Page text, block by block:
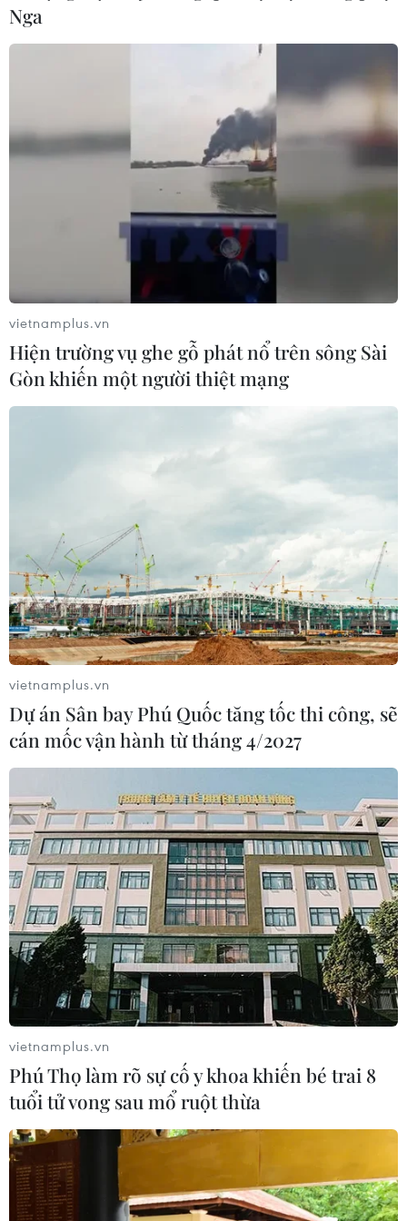
làng.
Độc đáo lễ cúng tạ ơn Thần rừng
của người Jrai ở Gia Lai
Cứ vào dịp tháng Ba hằng năm, người Jrai tại xã Ia
Pếch, huyện Ia Grai (tỉnh Gia Lai) long trọng tổ chức Lễ
cúng Thần rừng cầu cho mưa thuận gió hòa, che chở,
Nga
vietnamplus.vn
Hiện trường vụ ghe gỗ phát nổ trên sông Sài
Gòn khiến một người thiệt mạng
vietnamplus.vn
Dự án Sân bay Phú Quốc tăng tốc thi công, sẽ
cán mốc vận hành từ tháng 4/2027
vietnamplus.vn
Phú Thọ làm rõ sự cố y khoa khiến bé trai 8
tuổi tử vong sau mổ ruột thừa